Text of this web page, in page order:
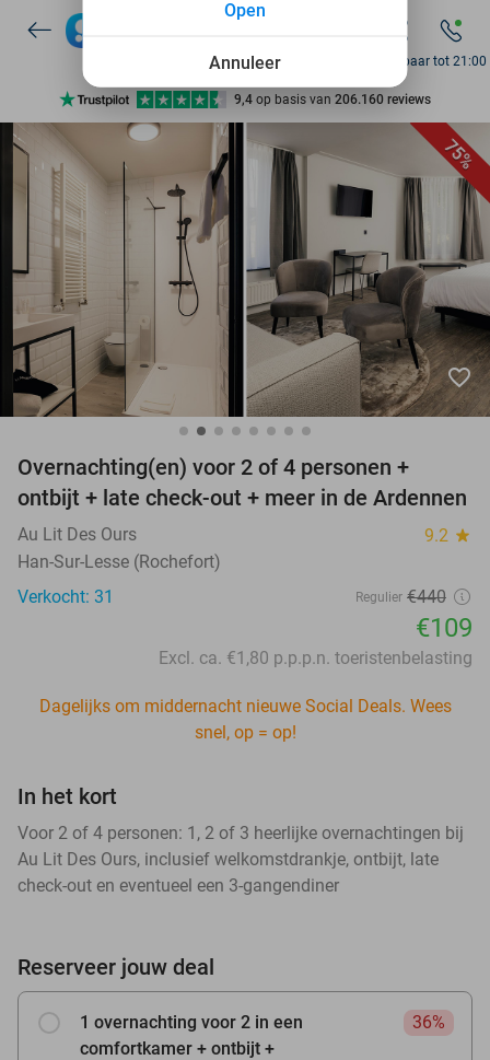
7 dagen per week beschikbaar
10+ miljoen leden
9,4 op basis van 206.160 reviews
Ontdek 15.000+ deals
7 dagen per week beschikbaar
10+ miljoen leden
Bereikbaar tot 21:00
75%
favorite_border
Overnachting(en) voor 2 of 4 personen +
ontbijt + late check-out + meer in de Ardennen
Au Lit Des Ours 9.2 star
Han-Sur-Lesse (Rochefort)
Verkocht: 31
Regulier €440
€109
Excl. ca. €1,80 p.p.p.n. toeristenbelasting
Dagelijks om middernacht nieuwe Social Deals. Wees
snel, op = op!
In het kort
Voor 2 of 4 personen: 1, 2 of 3 heerlijke overnachtingen bij
Au Lit Des Ours, inclusief welkomstdrankje, ontbijt, late
check-out en eventueel een 3-gangendiner
Reserveer jouw deal
1 overnachting voor 2 in een
comfortkamer + ontbijt +
36%
Annuleer
Open